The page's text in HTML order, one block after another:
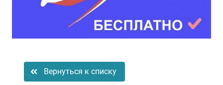
Вернуться к списку